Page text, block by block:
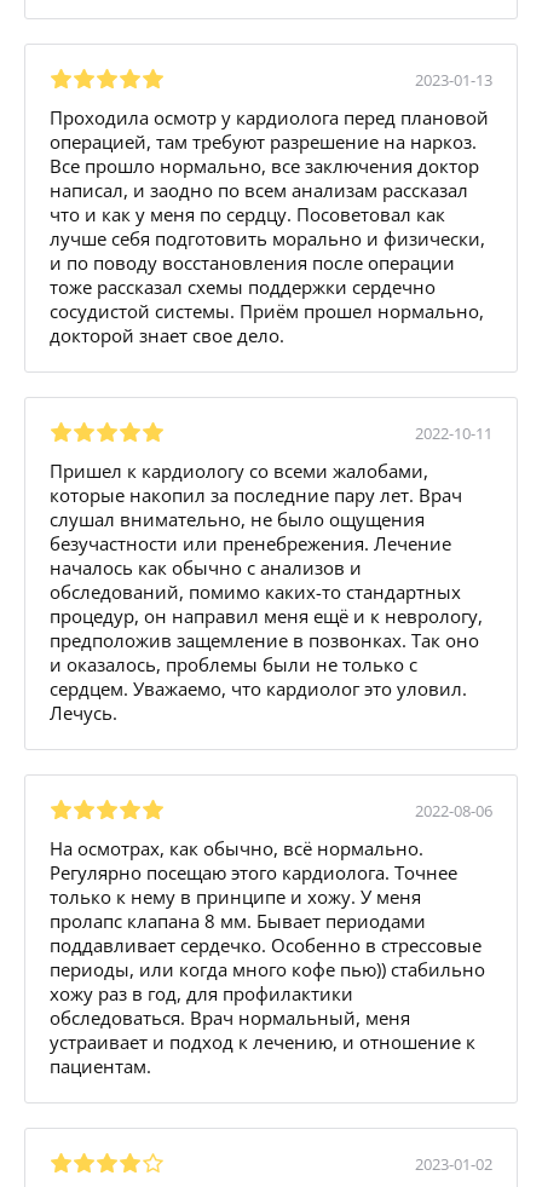
2023-01-13
Проходила осмотр у кардиолога перед плановой
операцией, там требуют разрешение на наркоз.
Все прошло нормально, все заключения доктор
написал, и заодно по всем анализам рассказал
что и как у меня по сердцу. Посоветовал как
лучше себя подготовить морально и физически,
и по поводу восстановления после операции
тоже рассказал схемы поддержки сердечно
сосудистой системы. Приём прошел нормально,
докторой знает свое дело.
2022-10-11
Пришел к кардиологу со всеми жалобами,
которые накопил за последние пару лет. Врач
слушал внимательно, не было ощущения
безучастности или пренебрежения. Лечение
началось как обычно с анализов и
обследований, помимо каких-то стандартных
процедур, он направил меня ещё и к неврологу,
предположив защемление в позвонках. Так оно
и оказалось, проблемы были не только с
сердцем. Уважаемо, что кардиолог это уловил.
Лечусь.
2022-08-06
На осмотрах, как обычно, всё нормально.
Регулярно посещаю этого кардиолога. Точнее
только к нему в принципе и хожу. У меня
пролапс клапана 8 мм. Бывает периодами
поддавливает сердечко. Особенно в стрессовые
периоды, или когда много кофе пью)) стабильно
хожу раз в год, для профилактики
обследоваться. Врач нормальный, меня
устраивает и подход к лечению, и отношение к
пациентам.
2023-01-02